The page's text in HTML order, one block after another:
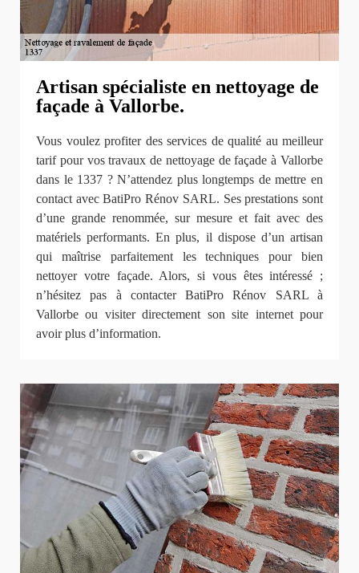
Artisan spécialiste en nettoyage de
façade à Vallorbe.
Vous voulez profiter des services de qualité au meilleur
tarif pour vos travaux de nettoyage de façade à Vallorbe
dans le 1337 ? N’attendez plus longtemps de mettre en
contact avec BatiPro Rénov SARL. Ses prestations sont
d’une grande renommée, sur mesure et fait avec des
matériels performants. En plus, il dispose d’un artisan
qui maîtrise parfaitement les techniques pour bien
nettoyer votre façade. Alors, si vous êtes intéressé ;
n’hésitez pas à contacter BatiPro Rénov SARL à
Vallorbe ou visiter directement son site internet pour
avoir plus d’information.